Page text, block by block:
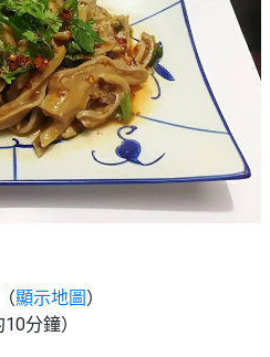
顯示地圖 ）
分鐘）